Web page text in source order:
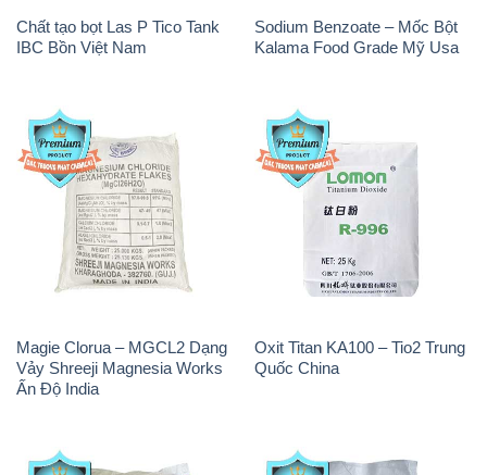
Chất tạo bọt Las P Tico Tank
IBC Bồn Việt Nam
Sodium Benzoate – Mốc Bột
Kalama Food Grade Mỹ Usa
Magie Clorua – MGCL2 Dạng
Vảy Shreeji Magnesia Works
Ấn Độ India
Oxit Titan KA100 – Tio2 Trung
Quốc China